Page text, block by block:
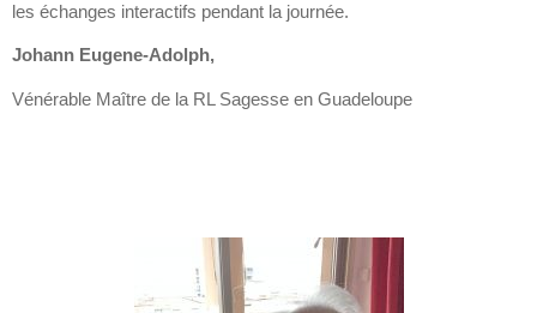
les échanges interactifs pendant la journée.
Johann Eugene-Adolph,
Vénérable Maître de la RL Sagesse en Guadeloupe